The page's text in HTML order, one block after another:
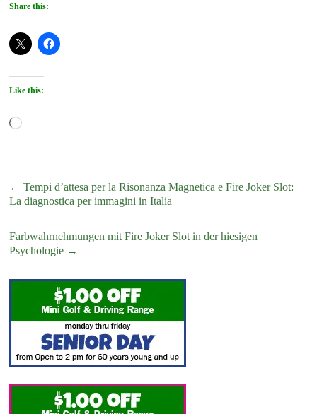
Share this:
Like this:
Loading…
← Tempi d’attesa per la Risonanza Magnetica e Fire Joker Slot:
La diagnostica per immagini in Italia
Farbwahrnehmungen mit Fire Joker Slot in der hiesigen
Psychologie →